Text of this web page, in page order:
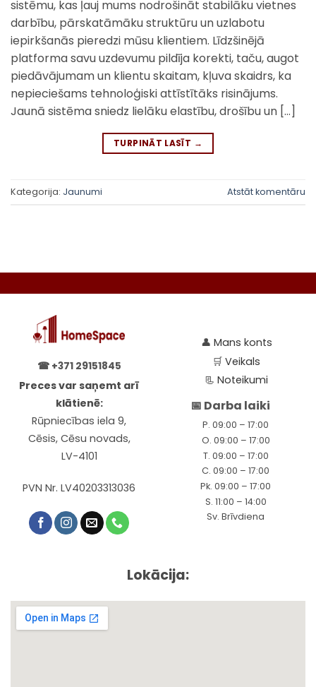
sistēmu, kas ļauj mums nodrošināt stabilāku vietnes
darbību, pārskatāmāku struktūru un uzlabotu
iepirkšanās pieredzi mūsu klientiem. Līdzšinējā
platforma savu uzdevumu pildīja korekti, taču, augot
piedāvājumam un klientu skaitam, kļuva skaidrs, ka
nepieciešams tehnoloģiski attīstītāks risinājums.
Jaunā sistēma sniedz lielāku elastību, drošību un […]
TURPINĀT LASĪT →
Kategorija: Jaunumi Atstāt komentāru
☎ +371 29151845
Preces var saņemt arī
klātienē:
Rūpniecības iela 9,
Cēsis, Cēsu novads,
LV-4101
PVN Nr. LV40203313036
👤 Mans konts
🛒Veikals
📃Noteikumi
📅 Darba laiki
P. 09:00 – 17:00
O. 09:00 – 17:00
T. 09:00 – 17:00
C. 09:00 – 17:00
Pk. 09:00 – 17:00
S. 11:00 – 14:00
Sv. Brīvdiena
Lokācija: